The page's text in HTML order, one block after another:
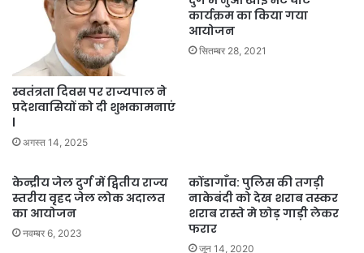
स्वतंत्रता दिवस पर राज्यपाल ने
प्रदेशवासियों को दी शुभकामनाएं
l
अगस्त 14, 2025
कार्यक्रम का किया गया
आयोजन
सितम्बर 28, 2021
केन्द्रीय जेल दुर्ग में द्वितीय राज्य
स्तरीय वृहद जेल लोक अदालत
का आयोजन
नवम्बर 6, 2023
कोंडागाँव: पुलिस की तगड़ी
नाकेबंदी को देख शराब तस्कर
शराब रास्ते मे छोड़ गाड़ी लेकर
फरार
जून 14, 2020